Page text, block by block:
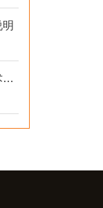
BEDIA液位传感器的应用场景与技术优势概述